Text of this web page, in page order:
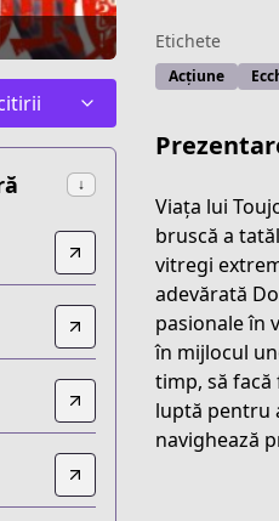
↓
title/906bc40b-1b69-
gp/product/
planet.com/manga/the-
Etichete
Acțiune
Viața lui
bruscă a
vitregi
adevărată
pasionale în
în mijlocul
timp, să
luptă pentru
navighează